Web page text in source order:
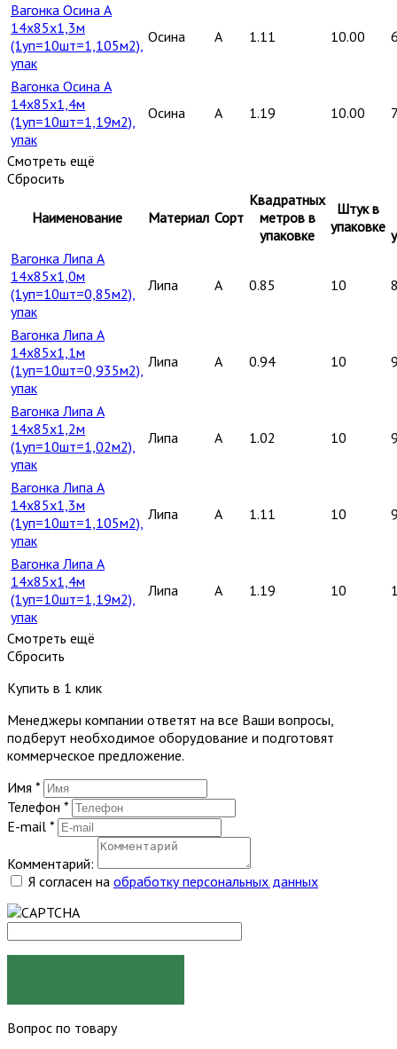
Вагонка Осина А
14х85х1,3м
(1уп=10шт=1,105м2),
упак
Осина A 1.11 10.00
Вагонка Осина А
14х85х1,4м
(1уп=10шт=1,19м2),
упак
Осина A 1.19 10.00
Смотреть ещё
Сбросить
Наименование Материал Сорт
Квадратных
метров в
упаковке
Штук в
упаковке
Вагонка Липа А
14х85х1,0м
(1уп=10шт=0,85м2),
упак
Липа A 0.85 10
Вагонка Липа А
14х85х1,1м
(1уп=10шт=0,935м2),
упак
Липа A 0.94 10
Вагонка Липа А
14х85х1,2м
(1уп=10шт=1,02м2),
упак
Липа A 1.02 10
Вагонка Липа А
14х85х1,3м
(1уп=10шт=1,105м2),
упак
Липа A 1.11 10
Вагонка Липа А
14х85х1,4м
(1уп=10шт=1,19м2),
упак
Липа A 1.19 10
Смотреть ещё
Сбросить
Купить в 1 клик
Менеджеры компании ответят на все Ваши вопросы,
подберут необходимое оборудование и подготовят
коммерческое предложение.
Имя *
Телефон *
E-mail *
Комментарий:
Я согласен на обработку персональных данных
Вопрос по товару